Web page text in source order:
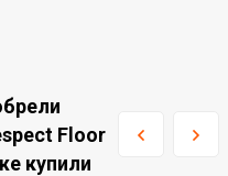
Floor
купили